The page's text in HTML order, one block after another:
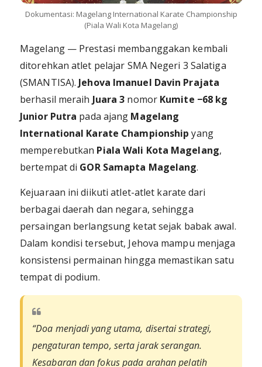
Dokumentasi: Magelang International Karate Championship
(Piala Wali Kota Magelang)
Magelang — Prestasi membanggakan kembali
ditorehkan atlet pelajar SMA Negeri 3 Salatiga
(SMANTISA).Jehova Imanuel Davin Prajata
berhasil meraih Juara 3 nomor Kumite −68 kg
Junior Putra pada ajang Magelang
International Karate Championship yang
memperebutkan Piala Wali Kota Magelang,
bertempat di GOR Samapta Magelang.
Kejuaraan ini diikuti atlet-atlet karate dari
berbagai daerah dan negara, sehingga
persaingan berlangsung ketat sejak babak awal.
Dalam kondisi tersebut, Jehova mampu menjaga
konsistensi permainan hingga memastikan satu
tempat di podium.
“Doa menjadi yang utama, disertai strategi,
pengaturan tempo, serta jarak serangan.
Kesabaran dan fokus pada arahan pelatih